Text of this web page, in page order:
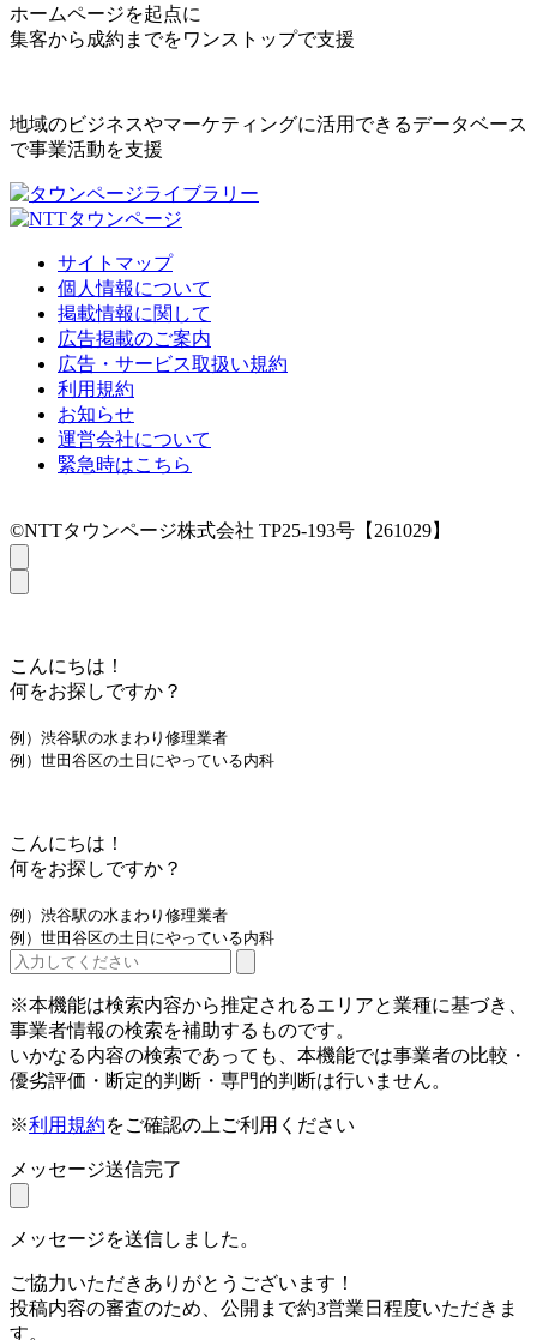
ホームページを起点に
集客から成約までをワンストップで支援
地域のビジネスやマーケティングに活用できるデータベース
で事業活動を支援
サイトマップ
個人情報について
掲載情報に関して
広告掲載のご案内
広告・サービス取扱い規約
利用規約
お知らせ
運営会社について
緊急時はこちら
©NTTタウンページ株式会社 TP25-193号【261029】
こんにちは！
何をお探しですか？
例）渋谷駅の水まわり修理業者
例）世田谷区の土日にやっている内科
こんにちは！
何をお探しですか？
例）渋谷駅の水まわり修理業者
例）世田谷区の土日にやっている内科
※本機能は検索内容から推定されるエリアと業種に基づき、
事業者情報の検索を補助するものです。
いかなる内容の検索であっても、本機能では事業者の比較・
優劣評価・断定的判断・専門的判断は行いません。
※利用規約をご確認の上ご利用ください
メッセージ送信完了
メッセージを送信しました。
ご協力いただきありがとうございます！
投稿内容の審査のため、公開まで約3営業日程度いただきま
す。